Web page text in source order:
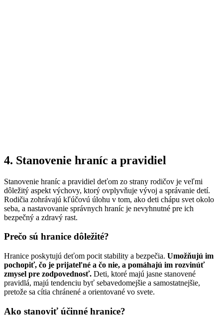
4. Stanovenie hraníc a pravidiel
Stanovenie hraníc a pravidiel deťom zo strany rodičov je veľmi
dôležitý aspekt výchovy, ktorý ovplyvňuje vývoj a správanie detí.
Rodičia zohrávajú kľúčovú úlohu v tom, ako deti chápu svet okolo
seba, a nastavovanie správnych hraníc je nevyhnutné pre ich
bezpečný a zdravý rast.
Prečo sú hranice dôležité?
Hranice poskytujú deťom pocit stability a bezpečia. Umožňujú im
pochopiť, čo je prijateľné a čo nie, a pomáhajú im rozvinúť
zmysel pre zodpovednosť. Deti, ktoré majú jasne stanovené
pravidlá, majú tendenciu byť sebavedomejšie a samostatnejšie,
pretože sa cítia chránené a orientované vo svete.
Ako stanoviť účinné hranice?